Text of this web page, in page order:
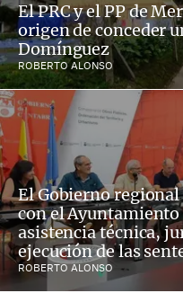
El PRC y el PP de
origen de conceder
Domínguez
ROBERTO ALONSO
El Gobierno
con el
asistencia técnica,
ejecución de las
ROBERTO ALONSO